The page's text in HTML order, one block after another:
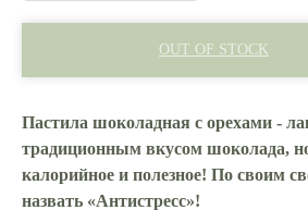
OUT OF STOCK
Пастила шоколадная с орехами -
традиционным вкусом шоколада,
калорийное и полезное! По своим
назвать «Антистресс»!